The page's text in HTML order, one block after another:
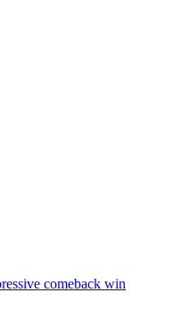
comeback win